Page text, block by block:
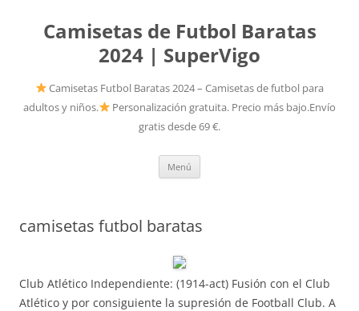
Camisetas de Futbol Baratas
2024 | SuperVigo
Camisetas Futbol Baratas 2024 – Camisetas de futbol para
adultos y niños.
Personalización gratuita. Precio más bajo.Envío
gratis desde 69 €.
Menú
camisetas futbol baratas
Club Atlético Independiente: (1914-act) Fusión con el Club
Atlético y por consiguiente la supresión de Football Club. A